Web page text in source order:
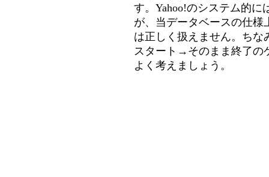
す。Yahoo!のシステム的に
が、当データベースの仕様
は正しく扱えません。ちな
スタート→そのまま終了の
よく考えましょう。